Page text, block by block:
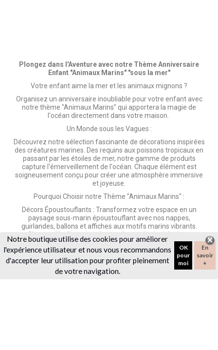
Notreboutique utilise des cookies pour améliorer
l'expérience utilisateur et nous vous recommandons
d'accepter leur utilisation pour profiter pleinement
de votre navigation.
OK
pour
moi
En
savoir
+
Plongez dans l'Aventure avec notre Thème Anniversaire
Enfant "Animaux Marins" "sous la mer"
Votre enfant aime la mer et les animaux mignons ?
Organisez un anniversaire inoubliable pour votre enfant avec
notre thème "Animaux Marins" qui apportera la magie de
l'océan directement dans votre maison.
Un Monde sous les Vagues :
Découvrez notre sélection fascinante de décorations inspirées
des créatures marines. Des requins aux poissons tropicaux en
passant par les étoiles de mer, notre gamme de produits
capture l'émerveillement de l'océan. Chaque élément est
soigneusement conçu pour créer une atmosphère immersive
et joyeuse.
Pourquoi Choisir notre Thème "Animaux Marins" :
Décors Époustouflants : Transformez votre espace en un
paysage sous-marin époustouflant avec nos nappes,
guirlandes, ballons et affiches aux motifs marins vibrants.
Chaque détail est pensé pour plonger les invités dans
l'aventure.
De la vaisselle jetable assortie aux accessoires de table, tout
dans notre collection est minutieusement assorti pour créer
une esthétique cohérente et captivante.